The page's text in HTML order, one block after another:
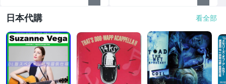
日本代購 看全部